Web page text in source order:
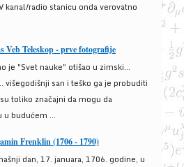
kanal/radio stanicu onda verovatno
Veb Teleskop - prve fotografije
je "Svet nauke" otišao u zimski...
višegodišnji san i teško ga je probuditi
toliko značajni da mogu da
u budućem ...
Frenklin (1706 - 1790)
dan, 17. januara, 1706. godine, u